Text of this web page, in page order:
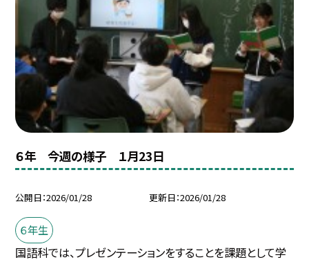
６年 今週の様子 １月23日
公開日 2026/01/28 更新日 2026/01/28
６年生
国語科では、プレゼンテーションをすることを課題として学